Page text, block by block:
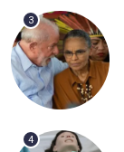
3
4